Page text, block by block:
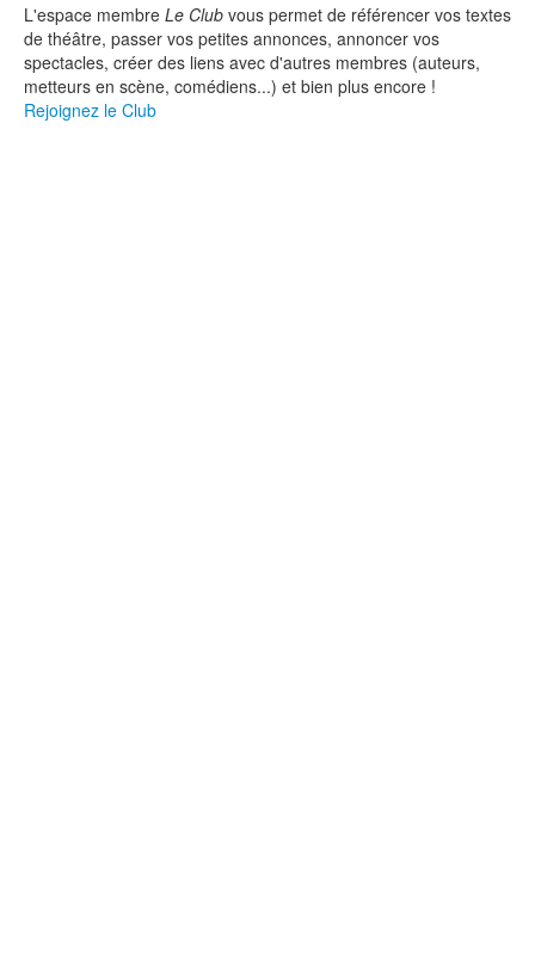
L'espace membre Le Club vous permet de référencer vos textes
de théâtre, passer vos petites annonces, annoncer vos
spectacles, créer des liens avec d'autres membres (auteurs,
metteurs en scène, comédiens...) et bien plus encore !
Rejoignez le Club